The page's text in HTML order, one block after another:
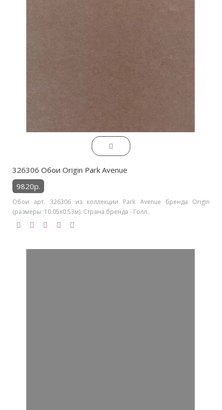
326306 Обои Origin Park Avenue
9820р.
Обои арт. 326306 из коллекции Park Avenue бренда Origin
(размеры: 10.05х0.53м). Страна бренда - Голл..